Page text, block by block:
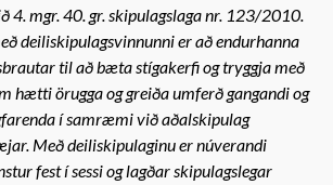
4. mgr. 40. gr. skipulagslaga nr. 123/2010.
deiliskipulagsvinnunni er að endurhanna
til að bæta stígakerfi og tryggja með
hætti örugga og greiða umferð gangandi og
í samræmi við aðalskipulag
Með deiliskipulaginu er núverandi
fest í sessi og lagðar skipulagslegar